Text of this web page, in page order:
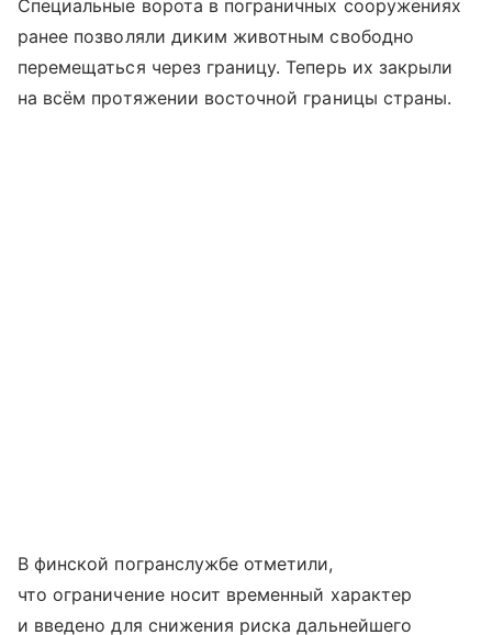
Специальные ворота в пограничных сооружениях
ранее позволяли диким животным свободно
перемещаться через границу. Теперь их закрыли
на всём протяжении восточной границы страны.
В финской погранслужбе отметили,
что ограничение носит временный характер
и введено для снижения риска дальнейшего